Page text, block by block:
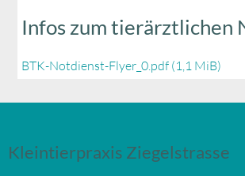
Infos zum tierärztlichen
BTK-Notdienst-Flyer_0.pdf (1,1 MiB)
Kleintierpraxis Ziegelstrasse